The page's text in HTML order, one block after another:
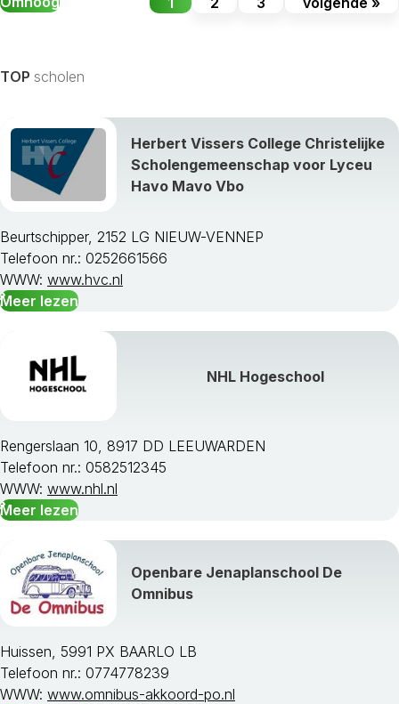
TOP scholen
Herbert Vissers College Christelijke
Scholengemeenschap voor Lyceu
Havo Mavo Vbo
Beurtschipper, 2152 LG NIEUW-VENNEP
Telefoon nr.: 0252661566
WWW: www.hvc.nl
Meer lezen
NHL Hogeschool
Rengerslaan 10, 8917 DD LEEUWARDEN
Telefoon nr.: 0582512345
WWW: www.nhl.nl
Meer lezen
Openbare Jenaplanschool De
Omnibus
Huissen, 5991 PX BAARLO LB
Telefoon nr.: 0774778239
WWW: www.omnibus-akkoord-po.nl